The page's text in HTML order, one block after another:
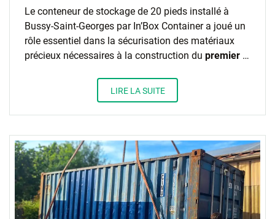
Le conteneur de stockage de 20 pieds installé à
Bussy-Saint-Georges par In’Box Container a joué un
rôle essentiel dans la sécurisation des matériaux
précieux nécessaires à la construction du premier …
LIRE LA SUITE